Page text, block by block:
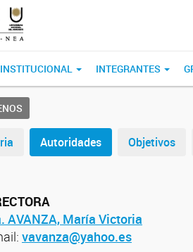
INSTITUCIONAL INTEGRANTES
Autoridades Objetivos
AVANZA, María Victoria
vavanza@yahoo.es